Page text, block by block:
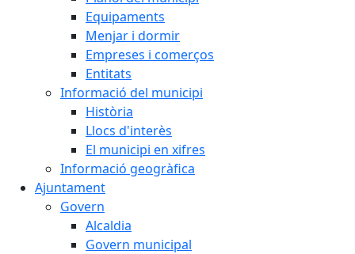
Equipaments
Menjar i dormir
Empreses i comerços
Entitats
Informació del municipi
Història
Llocs d'interès
El municipi en xifres
Informació geogràfica
Ajuntament
Govern
Alcaldia
Govern municipal